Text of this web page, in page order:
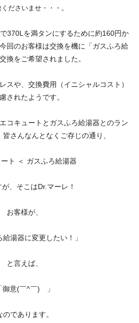
ださいませ・・・。
370Lを満タンにするために約160円か
回のお客様は交換を機に「ガスふろ給
換をご希望されました。
スや、交換費用（イニシャルコスト）
されたようです。
コキュートとガスふろ給湯器とのラン
さんなんとなくご存じの通り、
ト ＜ ガスふろ給湯器
、そこはDr.マーレ！
お客様が、
給湯器に変更したい！」
と言えば、
御意(￣^￣)ゞ」
のであります。